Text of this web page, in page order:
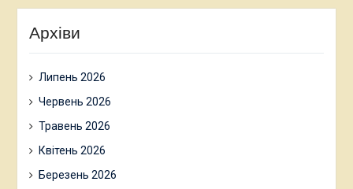
Архіви
Липень 2026
Червень 2026
Травень 2026
Квітень 2026
Березень 2026